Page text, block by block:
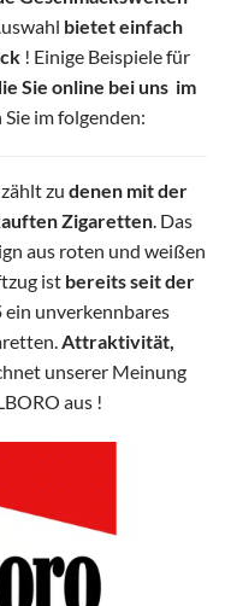
bietet einfach
! Einige Beispiele für
Sie online bei uns im
Sie im folgenden:
zu denen mit der
Zigaretten. Das
aus roten und weißen
ist bereits seit der
ein unverkennbares
Attraktivität,
unserer Meinung
aus !